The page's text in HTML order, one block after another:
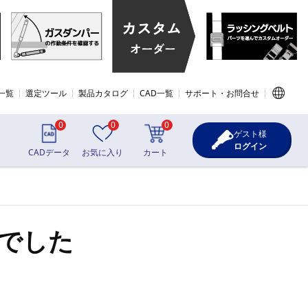
覧 選定ツール 製品カタログ CAD一覧 サポート・お問合せ
0
CADデータ
0
お気に入り
0
カート
ゲスト様
ログイン
した